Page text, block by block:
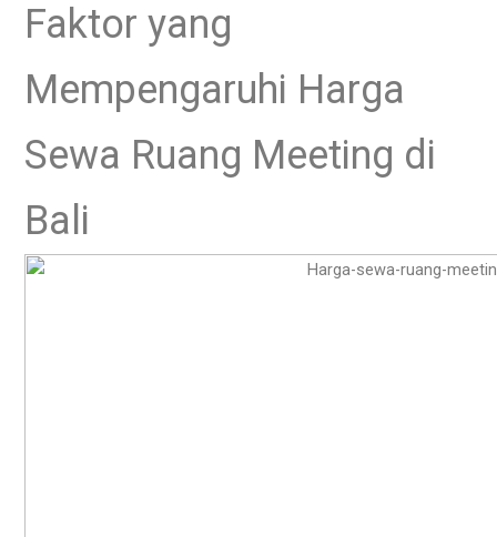
Faktor yang
Mempengaruhi Harga
Sewa Ruang Meeting di
Bali